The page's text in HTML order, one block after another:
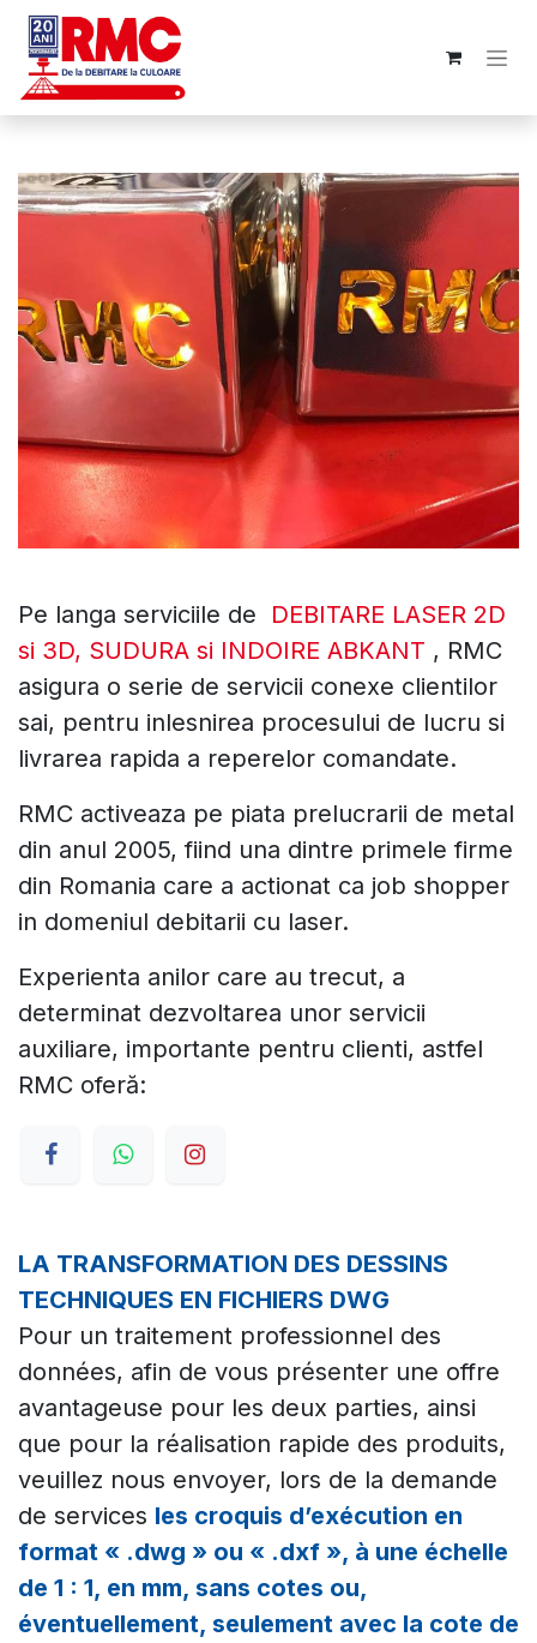
Se rendre au contenu
Pe langa serviciile de DEBITARE LASER 2D
si 3D, SUDURA si INDOIRE ABKANT , RMC
asigura o serie de servicii conexe clientilor
sai, pentru inlesnirea procesului de lucru si
livrarea rapida a reperelor comandate.
RMC activeaza pe piata prelucrarii de metal
din anul 2005, fiind una dintre primele firme
din Romania care a actionat ca job shopper
in domeniul debitarii cu laser.
Experienta anilor care au trecut, a
determinat dezvoltarea unor servicii
auxiliare, importante pentru clienti, astfel
RMC oferă:
LA TRANSFORMATION DES DESSINS
TECHNIQUES EN FICHIERS DWG
Pour un traitement professionnel des
données, afin de vous présenter une offre
avantageuse pour les deux parties, ainsi
que pour la réalisation rapide des produits,
veuillez nous envoyer, lors de la demande
de services les croquis d’exécution en
format « .dwg » ou « .dxf », à une échelle
de 1 : 1, en mm, sans cotes ou,
éventuellement, seulement avec la cote de